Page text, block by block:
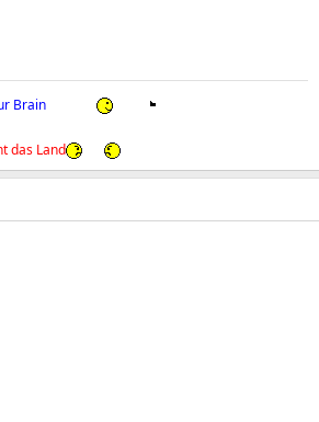
Brain
das Land